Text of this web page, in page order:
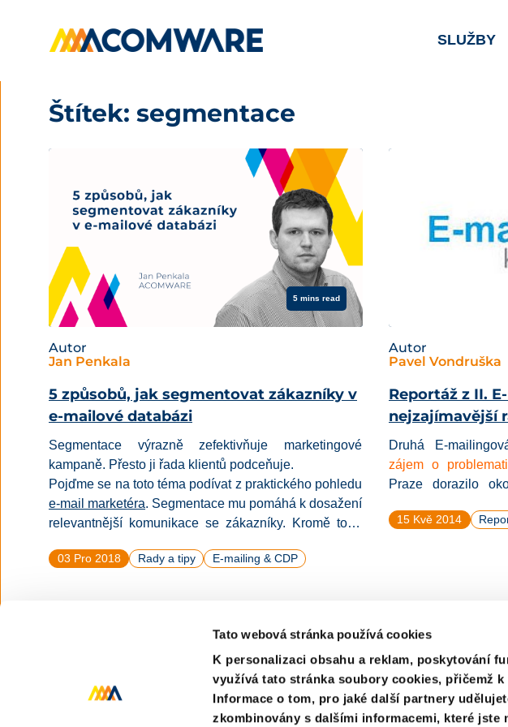
Tato webová stránka používá cookies
K personalizaci obsahu a reklam, poskytování
využívá tato stránka soubory cookies, přičemž
Informace o tom, pro jaké další partnery
zkombinovány s dalšími informacemi, které
SLUŽBY
Štítek: segmentace
5 mins read
Autor
Jan Penkala
5 způsobů, jak segmentovat zákazníky v
e-mailové databázi
Segmentace výrazně zefektivňuje marketingové
kampaně. Přesto ji řada klientů podceňuje.
Pojďme se na toto téma podívat z praktického pohledu
e-mail marketéra. Segmentace mu pomáhá k dosažení
relevantnější komunikace se zákazníky. Kromě toho
nežádoucích e-mailů, které by zákazníky mohly
03 Pro 2018 Rady a tipy E-mailing & CDP
Autor
Pavel Vondruška
Reportáž z II.
nejzajímavější
Druhá E-
zájem o
Praze dorazilo
množství témat –
15 Kvě 2014
©